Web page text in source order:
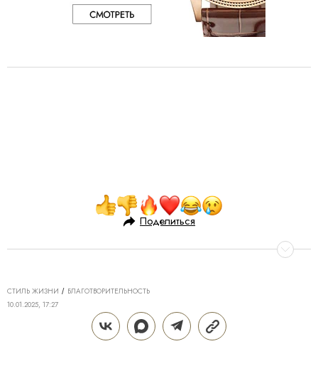
Поделиться
СТИЛЬ ЖИЗНИ
БЛАГОТВОРИТЕЛЬНОСТЬ
10.01.2025, 17:27
КАК ПО НОТАМ: АУКЦИОНЫ
«ЛУЧШАЯ ЁЛКА 7.12» И